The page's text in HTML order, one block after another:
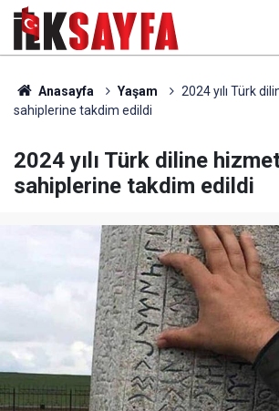
Anasayfa Yaşam
2024 yılı Türk
sahiplerine takdim edildi
2024 yılı Türk diline
sahiplerine takdim edildi